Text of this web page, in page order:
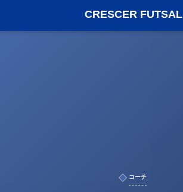
CRESCER FUTSAL
コーチ